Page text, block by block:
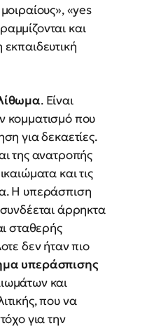
«yes
και
. Είναι
κομματισμό που
για δεκαετίες.
της ανατροπής
και τις
Η υπεράσπιση
άρρηκτα
σταθερής
δεν ήταν πιο
υπεράσπισης
και
που να
για την